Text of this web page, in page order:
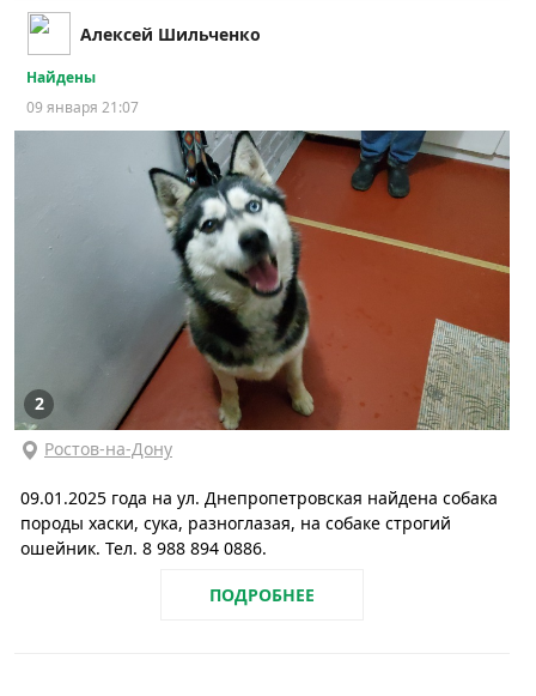
Алексей Шильченко
Найдены
09 января 21:07
2
Ростов-на-Дону
09.01.2025 года на ул. Днепропетровская найдена собака
породы хаски, сука, разноглазая, на собаке строгий
ошейник. Тел. 8 988 894 0886.
ПОДРОБНЕЕ